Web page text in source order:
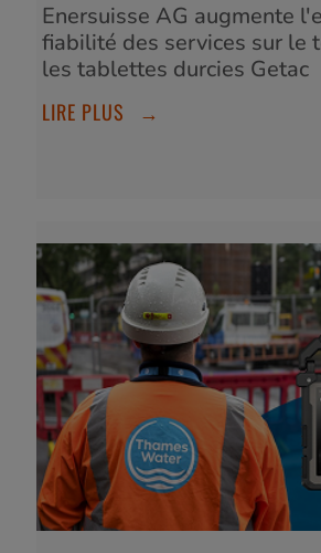
Enersuisse AG augmente
fiabilité des services sur le
les tablettes durcies Getac
LIRE PLUS →